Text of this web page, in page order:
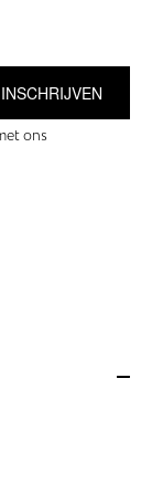
INSCHRIJVEN
ons